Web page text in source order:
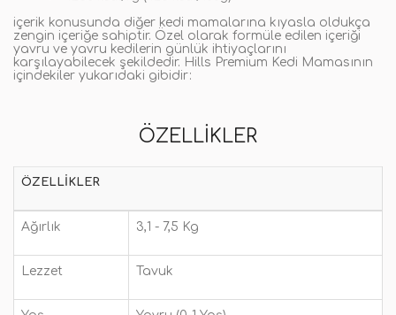
içerik konusunda diğer kedi mamalarına kıyasla oldukça
zengin içeriğe sahiptir. Özel olarak formüle edilen içeriği
yavru ve yavru kedilerin günlük ihtiyaçlarını
karşılayabilecek şekildedir. Hills Premium Kedi Mamasının
içindekiler yukarıdaki gibidir:
ÖZELLIKLER
ÖZELLIKLER
Ağırlık 3,1 - 7,5 Kg
Lezzet Tavuk